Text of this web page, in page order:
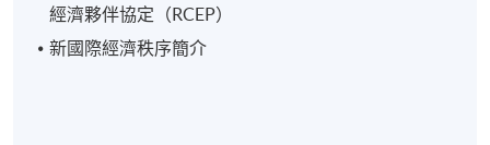
經濟夥伴協定（RCEP）
新國際經濟秩序簡介